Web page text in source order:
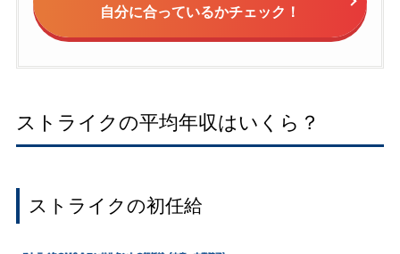
自分に合っているかチェック！
ストライクの平均年収はいくら？
ストライクの初任給